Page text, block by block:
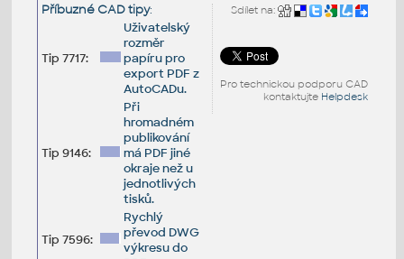
Sdílet na:
Pro technickou podporu CAD
kontaktujte Helpdesk
Příbuzné CAD tipy:
Tip 7717:
Uživatelský
rozměr
papíru pro
export PDF z
AutoCADu.
Tip 9146:
Při
hromadném
publikování
má PDF jiné
okraje než u
jednotlivých
tisků.
Tip 7596:
Rychlý
převod DWG
výkresu do